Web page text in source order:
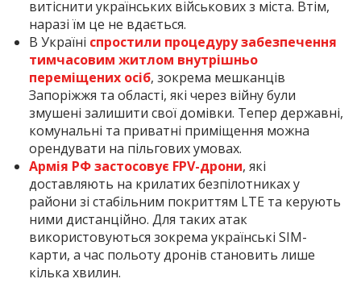
витіснити українських військових з міста. Втім,
наразі їм це не вдається.
В Україні спростили процедуру забезпечення
тимчасовим житлом внутрішньо
переміщених осіб, зокрема мешканців
Запоріжжя та області, які через війну були
змушені залишити свої домівки. Тепер державні,
комунальні та приватні приміщення можна
орендувати на пільгових умовах.
Армія РФ застосовує FPV-дрони, які
доставляють на крилатих безпілотниках у
райони зі стабільним покриттям LTE та керують
ними дистанційно. Для таких атак
використовуються зокрема українські SIM-
карти, а час польоту дронів становить лише
кілька хвилин.